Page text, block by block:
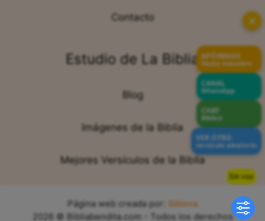
Sin voz
Contacto
Estudio de La Biblia
Blog
Imágenes de la Biblia
Mejores Versículos de la Biblia
Página web creada por:
Sitiova
2026 © Bibliabendita.com - Todos los derechos
✕
APÓYANOS
Hazte miembro
CANAL
WhatsApp
CHAT
Bíblico
VER OTRO
versículo aleatorio